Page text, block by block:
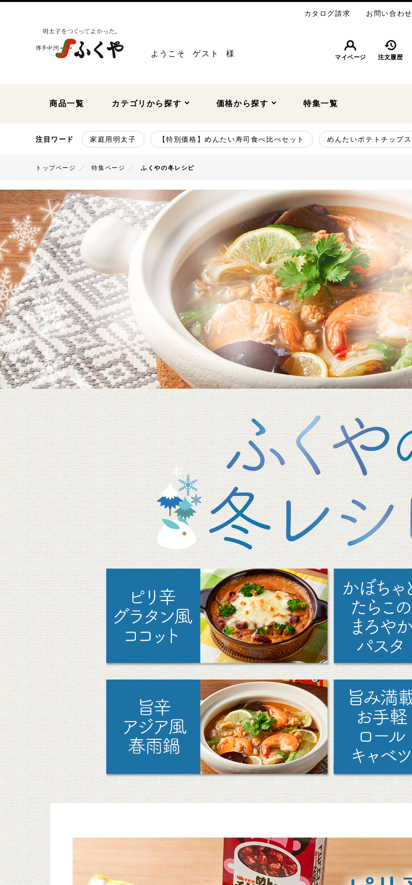
カタログ請求 お問い合わせ
ようこそ ゲスト 様 マイページ 注文履歴
商品一覧 カテゴリから探す
贈答用明太子 家庭用明太子 その他明太子 ギフトセット
調味料 菓子・フルーツ 酒類・飲料品 お魚
会員のみ特別送料 おいしさ定期便 期間限定商品
価格から探す
5,000～5,999円 6,000～6,999円 7,000～7,999円
特集一覧
注目ワード 家庭用明太子 【特別価格】めんたい寿司食べ比べセット めんたいポテトチップス
トップページ 特集ページ ふくやの冬レシピ